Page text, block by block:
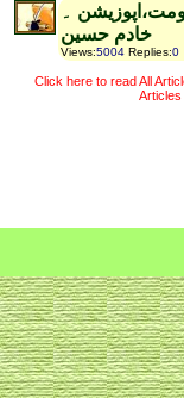
۔
خادم حسین
Views:5004 Replies:0
Click here to read All
Articles